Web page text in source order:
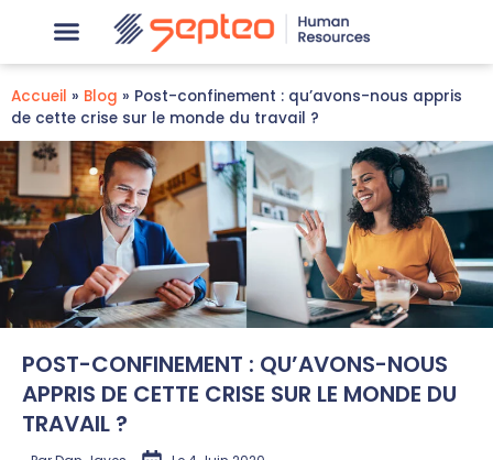
Accueil » Blog » Post-confinement : qu’avons-nous appris
de cette crise sur le monde du travail ?
POST-CONFINEMENT : QU’AVONS-NOUS
APPRIS DE CETTE CRISE SUR LE MONDE DU
TRAVAIL ?